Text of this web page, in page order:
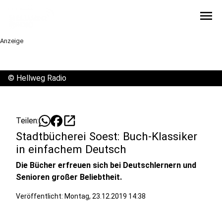
menu
Anzeige
© Hellweg Radio
Teilen: open_in_new
Stadtbücherei Soest: Buch-Klassiker
in einfachem Deutsch
Die Bücher erfreuen sich bei Deutschlernern und
Senioren großer Beliebtheit.
Veröffentlicht: Montag, 23.12.2019 14:38